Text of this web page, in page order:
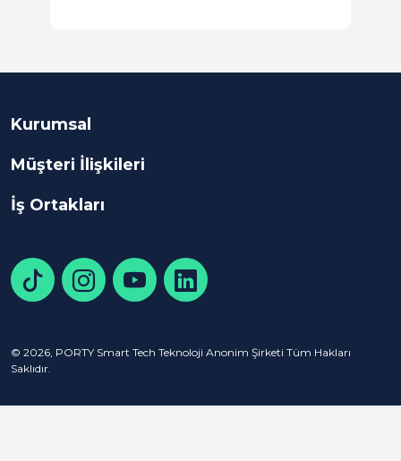
Kurumsal
Müşteri İlişkileri
İş Ortakları
© 2026, PORTY Smart Tech Teknoloji Anonim Şirketi Tüm Hakları
Saklıdır.